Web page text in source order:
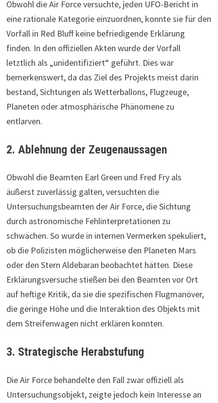
Obwohl die Air Force versuchte, jeden UFO-Bericht in
eine rationale Kategorie einzuordnen, konnte sie für den
Vorfall in Red Bluff keine befriedigende Erklärung
finden. In den offiziellen Akten wurde der Vorfall
letztlich als „unidentifiziert“ geführt. Dies war
bemerkenswert, da das Ziel des Projekts meist darin
bestand, Sichtungen als Wetterballons, Flugzeuge,
Planeten oder atmosphärische Phänomene zu
entlarven.
2. Ablehnung der Zeugenaussagen
Obwohl die Beamten Earl Green und Fred Fry als
äußerst zuverlässig galten, versuchten die
Untersuchungsbeamten der Air Force, die Sichtung
durch astronomische Fehlinterpretationen zu
schwächen. So wurde in internen Vermerken spekuliert,
ob die Polizisten möglicherweise den Planeten Mars
oder den Stern Aldebaran beobachtet hätten. Diese
Erklärungsversuche stießen bei den Beamten vor Ort
auf heftige Kritik, da sie die spezifischen Flugmanöver,
die geringe Höhe und die Interaktion des Objekts mit
dem Streifenwagen nicht erklären konnten.
3. Strategische Herabstufung
Die Air Force behandelte den Fall zwar offiziell als
Untersuchungsobjekt, zeigte jedoch kein Interesse an